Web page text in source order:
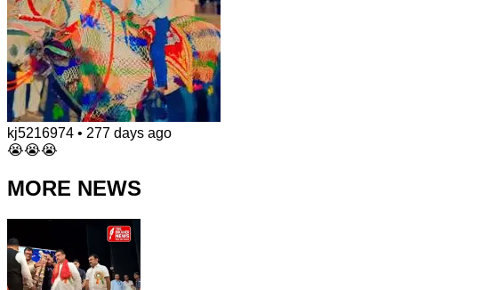
kj5216974 • 277 days ago
😭😭😭
MORE NEWS